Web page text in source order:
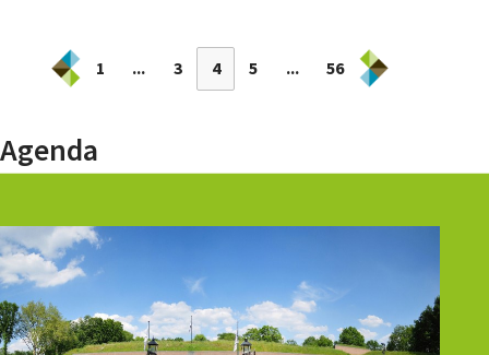
1 ... 3 4 5 ... 56
Agenda